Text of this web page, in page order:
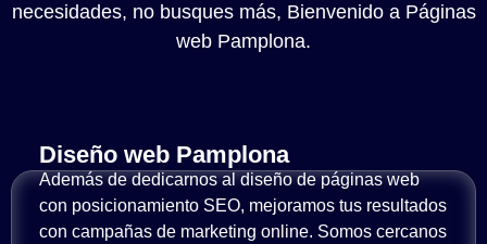
necesidades, no busques más, Bienvenido a Páginas
web Pamplona.
Diseño web Pamplona
Además de dedicarnos al diseño de páginas web
con posicionamiento SEO, mejoramos tus resultados
con campañas de marketing online. Somos cercanos